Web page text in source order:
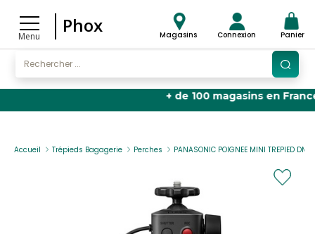
Menu
Phox Magasins Connexion Panier
+ de 100 magasins en France
Accueil Trépieds Bagagerie Perches PANASONIC POIGNEE MINI TREPIED